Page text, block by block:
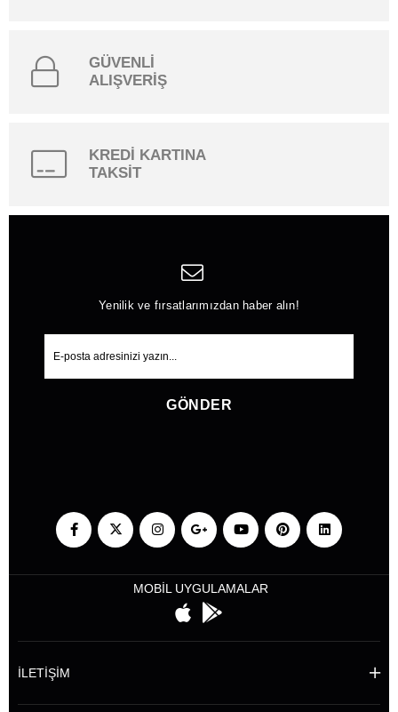
GÜVENLİ
ALIŞVERİŞ
KREDİ KARTINA
TAKSİT
Yenilik ve fırsatlarımızdan haber alın!
GÖNDER
MOBİL UYGULAMALAR
İLETİŞİM